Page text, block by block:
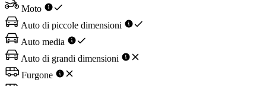
Moto
Auto di piccole dimensioni
Auto media
Auto di grandi dimensioni
Furgone